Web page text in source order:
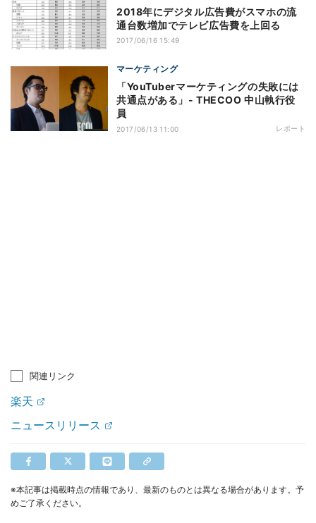
2018年にデジタル広告費がスマホの流
通台数増加でテレビ広告費を上回る
2017/06/16 15:49
マーケティング
「YouTuberマーケティングの失敗には
共通点がある」- THECOO 中山執行役
員
2017/06/13 11:00 レポート
関連リンク
楽天
ニュースリリース
※本記事は掲載時点の情報であり、最新のものとは異なる場合があります。予
めご了承ください。